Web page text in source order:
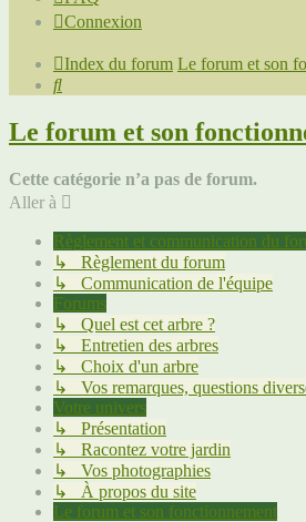
Connexion
Index du forum Le forum et son
Rechercher
Le forum et son
Cette catégorie n’a pas de forum.
Aller à
Règlement et communication du
↳ Règlement du forum
↳ Communication de l'équipe
Forums
↳ Quel est cet arbre ?
↳ Entretien des arbres
↳ Choix d'un arbre
↳ Vos remarques, questions
Votre univers
↳ Présentation
↳ Racontez votre jardin
↳ Vos photographies
↳ À propos du site
Le forum et son fonctionnement